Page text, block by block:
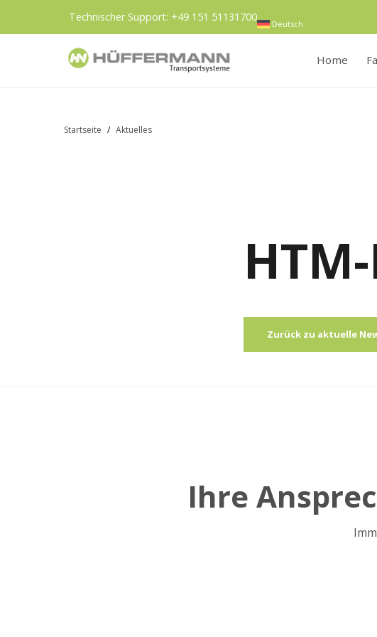
Deutsch
Technischer Support: +49 151 51131700
Home
Startseite / Aktuelles
Zurück zu aktuelle
Ihre